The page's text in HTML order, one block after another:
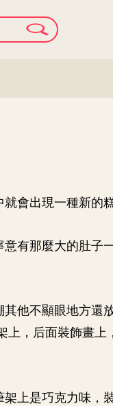
會出現一種新的糕
有那麼大的肚子
他不顯眼地方還
，后面裝飾畫上
上是巧克力味，